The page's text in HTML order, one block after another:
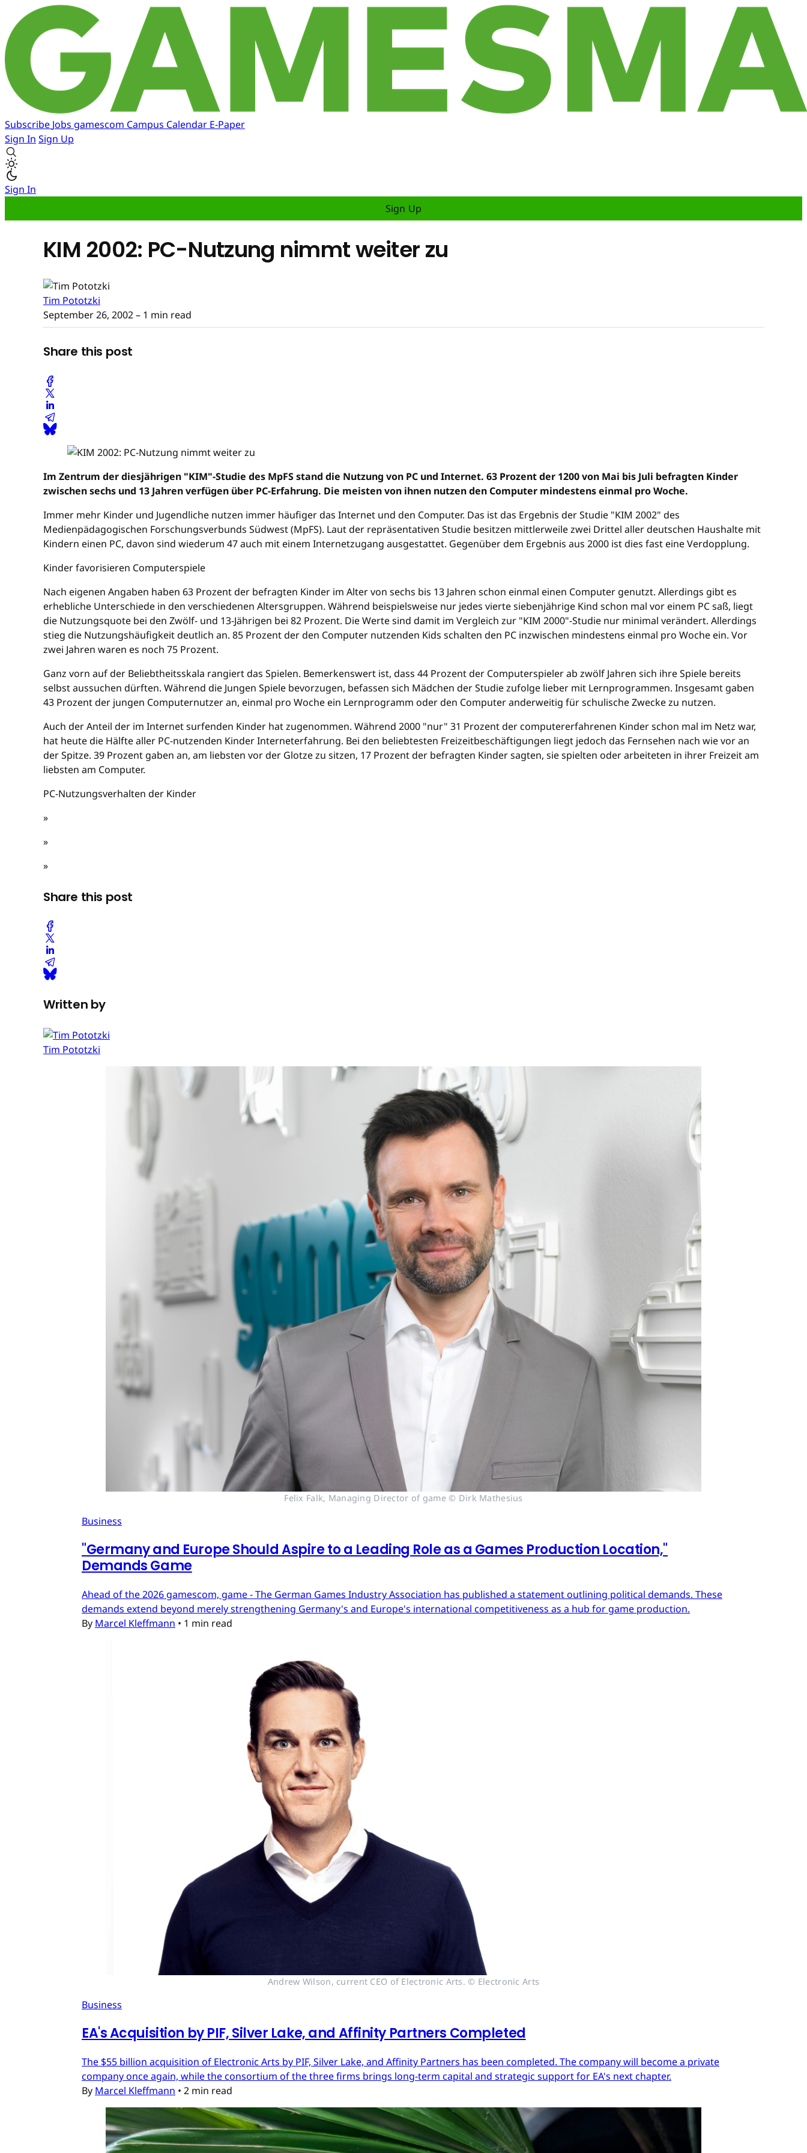
Subscribe Jobs gamescom Campus Calendar E-Paper
Sign In Sign Up
Sign In
Sign Up
KIM 2002: PC-Nutzung nimmt weiter zu
Tim Pototzki
September 26, 2002– 1 min read
Share this post
Im Zentrum der diesjährigen "KIM"-Studie des MpFS stand die Nutzung von PC und Internet. 63 Prozent der 1200 von Mai bis Juli befragten Kinder
zwischen sechs und 13 Jahren verfügen über PC-Erfahrung. Die meisten von ihnen nutzen den Computer mindestens einmal pro Woche.
Immer mehr Kinder und Jugendliche nutzen immer häufiger das Internet und den Computer. Das ist das Ergebnis der Studie "KIM 2002" des
Medienpädagogischen Forschungsverbunds Südwest (MpFS). Laut der repräsentativen Studie besitzen mittlerweile zwei Drittel aller deutschen Haushalte mit
Kindern einen PC, davon sind wiederum 47 auch mit einem Internetzugang ausgestattet. Gegenüber dem Ergebnis aus 2000 ist dies fast eine Verdopplung.
Kinder favorisieren Computerspiele
Nach eigenen Angaben haben 63 Prozent der befragten Kinder im Alter von sechs bis 13 Jahren schon einmal einen Computer genutzt. Allerdings gibt es
erhebliche Unterschiede in den verschiedenen Altersgruppen. Während beispielsweise nur jedes vierte siebenjährige Kind schon mal vor einem PC saß, liegt
die Nutzungsquote bei den Zwölf- und 13-Jährigen bei 82 Prozent. Die Werte sind damit im Vergleich zur "KIM 2000"-Studie nur minimal verändert. Allerdings
stieg die Nutzungshäufigkeit deutlich an. 85 Prozent der den Computer nutzenden Kids schalten den PC inzwischen mindestens einmal pro Woche ein. Vor
zwei Jahren waren es noch 75 Prozent.
Ganz vorn auf der Beliebtheitsskala rangiert das Spielen. Bemerkenswert ist, dass 44 Prozent der Computerspieler ab zwölf Jahren sich ihre Spiele bereits
selbst aussuchen dürften. Während die Jungen Spiele bevorzugen, befassen sich Mädchen der Studie zufolge lieber mit Lernprogrammen. Insgesamt gaben
43 Prozent der jungen Computernutzer an, einmal pro Woche ein Lernprogramm oder den Computer anderweitig für schulische Zwecke zu nutzen.
Auch der Anteil der im Internet surfenden Kinder hat zugenommen. Während 2000 "nur" 31 Prozent der computererfahrenen Kinder schon mal im Netz war,
hat heute die Hälfte aller PC-nutzenden Kinder Interneterfahrung. Bei den beliebtesten Freizeitbeschäftigungen liegt jedoch das Fernsehen nach wie vor an
der Spitze. 39 Prozent gaben an, am liebsten vor der Glotze zu sitzen, 17 Prozent der befragten Kinder sagten, sie spielten oder arbeiteten in ihrer Freizeit am
liebsten am Computer.
PC-Nutzungsverhalten der Kinder
»
»
»
Share this post
Written by
Tim Pototzki
Felix Falk, Managing Director of game © Dirk Mathesius
Business
"Germany and Europe Should Aspire to a Leading Role as a Games Production Location,"
Demands Game
Ahead of the 2026 gamescom, game - The German Games Industry Association has published a statement outlining political demands. These
demands extend beyond merely strengthening Germany's and Europe's international competitiveness as a hub for game production.
By Marcel Kleffmann • 1 min read
Andrew Wilson, current CEO of Electronic Arts. © Electronic Arts
Business
EA's Acquisition by PIF, Silver Lake, and Affinity Partners Completed
The $55 billion acquisition of Electronic Arts by PIF, Silver Lake, and Affinity Partners has been completed. The company will become a private
company once again, while the consortium of the three firms brings long-term capital and strategic support for EA's next chapter.
By Marcel Kleffmann • 2 min read